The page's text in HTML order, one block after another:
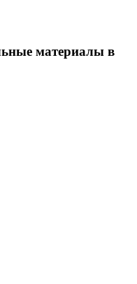
материалы в